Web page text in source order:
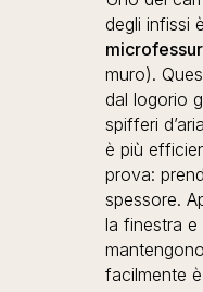
degli infissi
muro).
dal logorio
spifferi
è più
prova:
spessore.
la finestra
facilmente